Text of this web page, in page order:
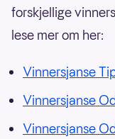
forskjellige
lese mer om her:
Vinnersjanse
Vinnersjanse
Vinnersjanse